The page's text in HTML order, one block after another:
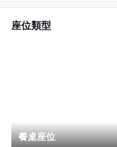
座位類型
餐桌座位